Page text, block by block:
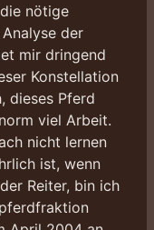
nötige
der
mir dringend
Konstellation
dieses Pferd
viel Arbeit.
nicht lernen
ist, wenn
Reiter, bin ich